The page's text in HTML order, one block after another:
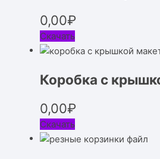
0,00₽
Скачать
Коробка с
0,00₽
Скачать